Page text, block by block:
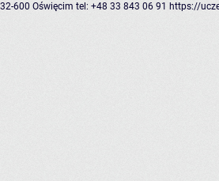
32-600 Oświęcim tel: +48 33 843 06 91 https://